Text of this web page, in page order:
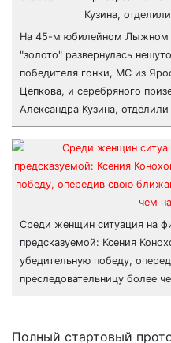
На 45-м юбилейном Лыжном
"золото" развернулась
победителя гонки, МС из
Цепкова, и серебряного
Александра Кузина,
Среди женщин ситуация на
предсказуемой: Ксения
убедительную победу,
преследовательницу более
Полный стартовый